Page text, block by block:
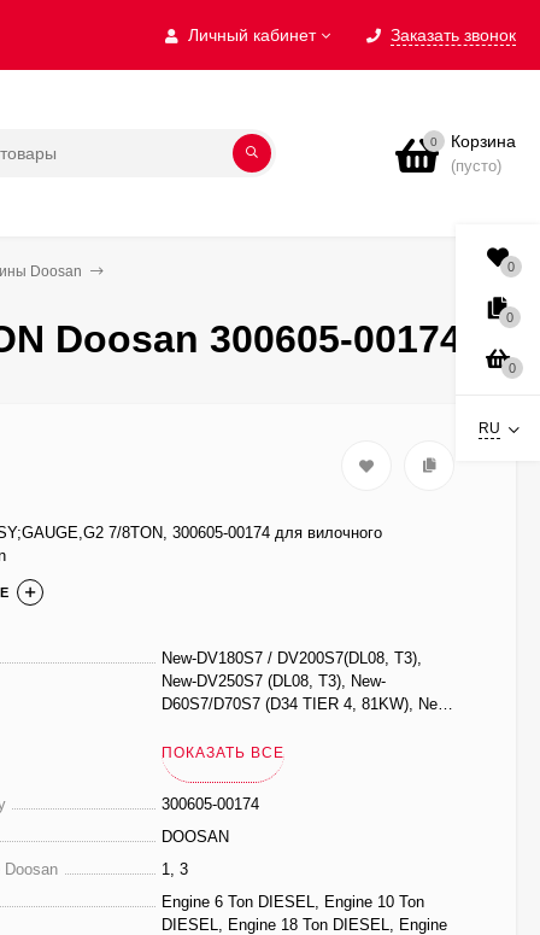
Личный кабинет Заказать звонок
0 Корзина
(пусто)
Doosan
Doosan 300605-00174
7/8TON, 300605-00174 для вилочного
New-DV180S7 / DV200S7(DL08, T3),
New-DV250S7 (DL08, T3), New-
D60S7/D70S7 (D34 TIER 4, 81KW), New-
D140S7/D160S7 (DL06,T4), New-
D60S7/D70S7 (D34,55KW,T4_2 SPEED),
NEW-DV180S7 , TIER4, NEW-DV250S7 ,
D60S7/D70S7 (D34/55KW , 3 SPEED)
ПОКАЗАТЬ ВСЕ
300605-00174
DOOSAN
Doosan
1, 3
Engine 6 Ton DIESEL, Engine 10 Ton
DIESEL, Engine 18 Ton DIESEL, Engine
0
0
0
RU